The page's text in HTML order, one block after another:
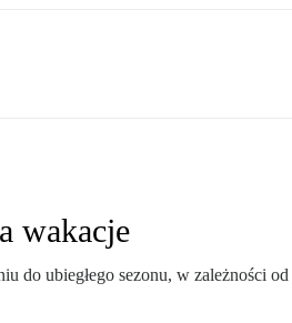
wakacje
do ubiegłego sezonu, w zależności